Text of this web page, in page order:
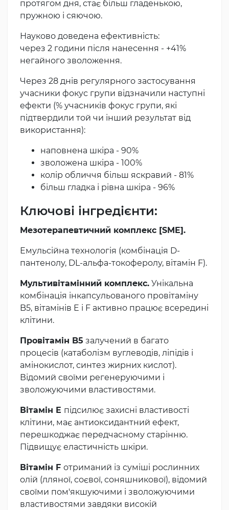
протягом дня, стає більш гладенькою,
пружною і сяючою.
Науково доведена ефективність:
через 2 години після нанесення - +41%
негайного зволоження.
Через 28 днів регулярного застосування
учасники фокус групи відзначили наступні
ефекти (% учасників фокус групи, які
підтвердили той чи інший результат від
використання):
наповнена шкіра - 90%
зволожена шкіра - 100%
колір обличчя більш яскравий - 81%
більш гладка і рівна шкіра - 96%
Ключові інгредієнти:
Мезотерапевтичний комплекс [SME].
Емульсійна технологія (комбінація D-
пантенолу, DL-альфа-токоферолу, вітамін F).
Мультивітамінний комплекс. Унікальна
комбінація інкапсульованого провітаміну
B5, вітамінів E і F активно працює всередині
клітини.
Провітамін B5 залучений в багато
процесів (катаболізм вуглеводів, ліпідів і
амінокислот, синтез жирних кислот).
Відомий своїми регенеруючими і
зволожуючими властивостями.
Вітамін E підсилює захисні властивості
клітини, має антиоксидантний ефект,
перешкоджає передчасному старінню.
Підвищує еластичність шкіри.
Вітамін F отриманий із суміші рослинних
олій (лляної, соєвої, соняшникової), відомий
своїми пом'якшуючими і зволожуючими
властивостями завдяки високій